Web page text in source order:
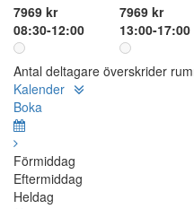
7969 kr
08:30-12:00
7969 kr
13:00-17:00
Antal deltagare överskrider
Kalender
Boka
Förmiddag
Eftermiddag
Heldag